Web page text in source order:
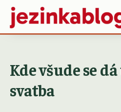
Kde všude se
svatba